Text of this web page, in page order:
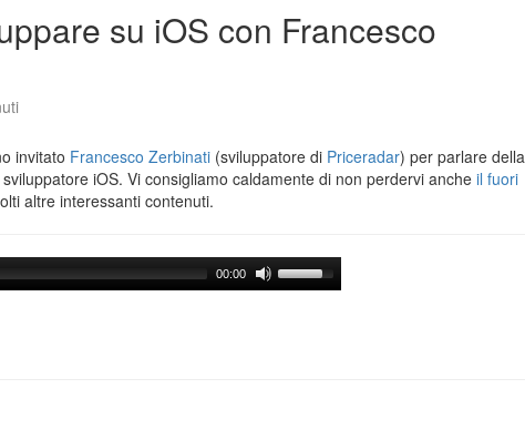
su iOS con Francesco
invitato Francesco Zerbinati (sviluppatore di Priceradar) per parlare della
iOS. Vi consigliamo caldamente di non perdervi anche il fuori
altre interessanti contenuti.
00:00